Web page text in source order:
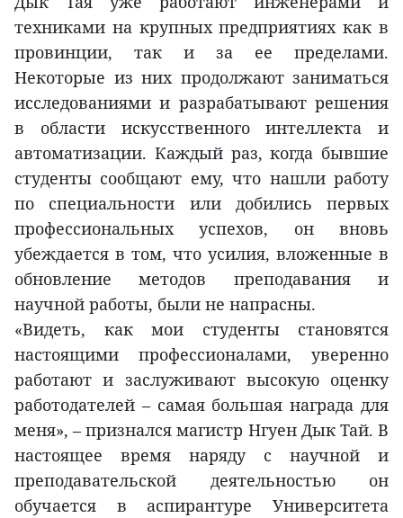
техниками на крупных предприятиях как в
провинции, так и за ее пределами.
Некоторые из них продолжают заниматься
исследованиями и разрабатывают решения
в области искусственного интеллекта и
автоматизации. Каждый раз, когда бывшие
студенты сообщают ему, что нашли работу
по специальности или добились первых
профессиональных успехов, он вновь
убеждается в том, что усилия, вложенные в
обновление методов преподавания и
научной работы, были не напрасны.
«Видеть, как мои студенты становятся
настоящими профессионалами, уверенно
работают и заслуживают высокую оценку
работодателей – самая большая награда для
меня», – признался магистр Нгуен Дык Тай. В
настоящее время наряду с научной и
преподавательской деятельностью он
обучается в аспирантуре Университета